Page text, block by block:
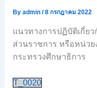
By admin /8 กรกฎาคม 2022
แนวทางการปฏิบัติเกี่ย
ส่วนราชการ หรือหน่ว
กระทรวงศึกษาธิการ
T_0020